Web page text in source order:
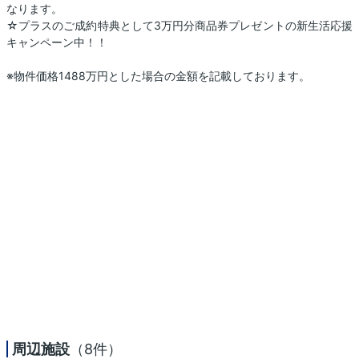
なります。
☆プラスのご成約特典として3万円分商品券プレゼントの新生活応援
キャンペーン中！！
※物件価格1488万円とした場合の金額を記載しております。
周辺施設 （8件）